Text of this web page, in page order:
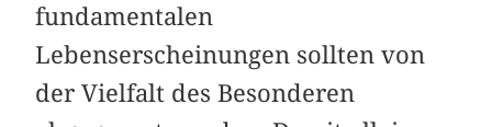
fundamentalen
Lebenserscheinungen sollten von
der Vielfalt des Besonderen